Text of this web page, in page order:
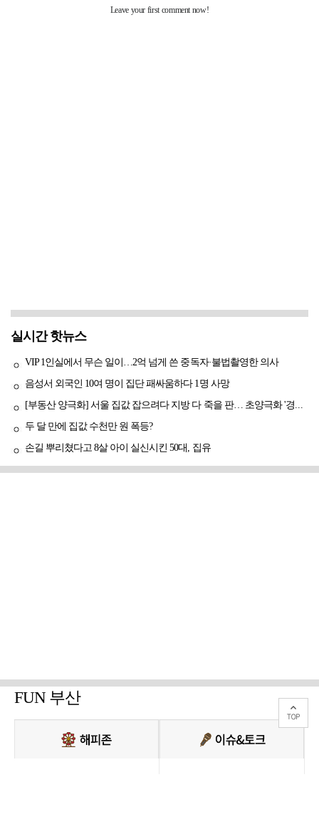
실시간 핫뉴스
VIP 1인실에서 무슨 일이…2억 넘게 쓴 중독자·불법촬영한 의사
음성서 외국인 10여 명이 집단 패싸움하다 1명 사망
[부동산 양극화] 서울 집값 잡으려다 지방 다 죽을 판… 초양극화 '경고등'
두 달 만에 집값 수천만 원 폭등?
손길 뿌리쳤다고 8살 아이 실신시킨 50대, 집유
FUN 부산